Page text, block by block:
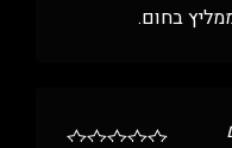
בחום.